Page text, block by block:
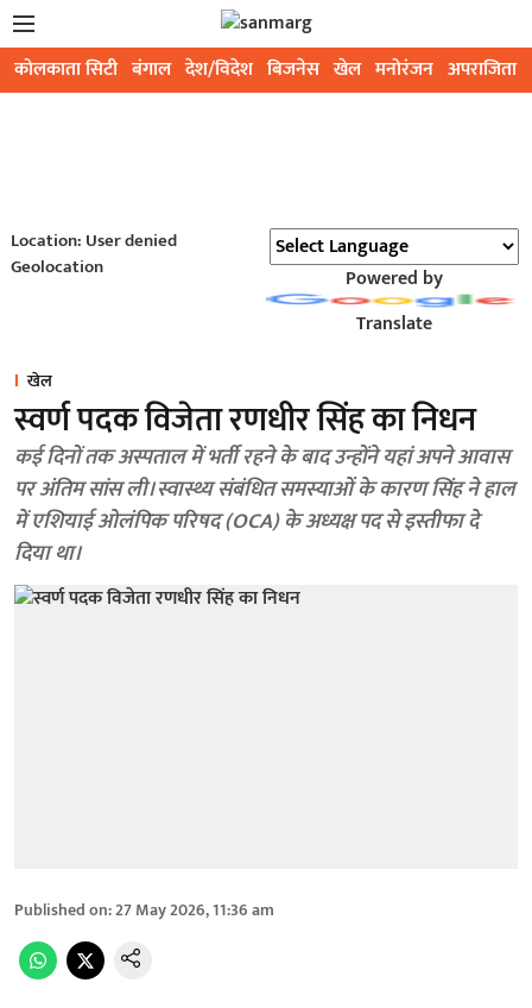
कोलकाता सिटी बंगाल देश/विदेश बिजनेस खेल मनोरंजन अपराजिता
Location: User denied
Geolocation
Powered by
Translate
खेल
स्वर्ण पदक विजेता रणधीर सिंह का निधन
कई दिनों तक अस्पताल में भर्ती रहने के बाद उन्होंने यहां अपने आवास
पर अंतिम सांस ली। स्वास्थ्य संबंधित समस्याओं के कारण सिंह ने हाल
में एशियाई ओलंपिक परिषद (OCA) के अध्यक्ष पद से इस्तीफा दे
दिया था।
Published on:27 May 2026, 11:36 am